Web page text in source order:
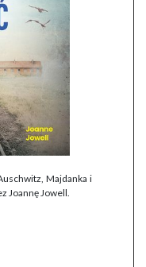
Majdanka i
Joannę Jowell.